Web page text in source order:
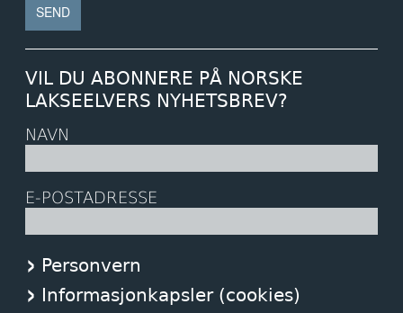
VIL DU ABONNERE PÅ NORSKE
LAKSEELVERS NYHETSBREV?
NAVN
E-POSTADRESSE
Personvern
Informasjonkapsler (cookies)